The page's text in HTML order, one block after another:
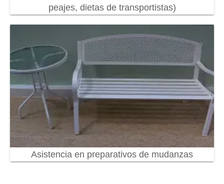
peajes, dietas de transportistas)
Asistencia en preparativos de mudanzas